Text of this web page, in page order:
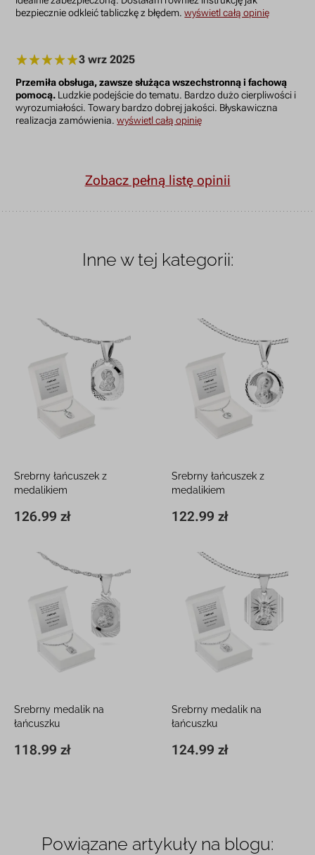
bezpiecznie odkleić tabliczkę z błędem.wyświetl całą opinię
3 wrz 2025
Przemiła obsługa, zawsze służąca wszechstronną i fachową
pomocą. Ludzkie podejście do tematu. Bardzo dużo cierpliwości i
wyrozumiałości. Towary bardzo dobrej jakości. Błyskawiczna
realizacja zamówienia.wyświetl całą opinię
Zobacz pełną listę opinii
Inne w tej kategorii:
Srebrny łańcuszek z
medalikiem
126.99 zł
10 x 18 mm
Srebrny łańcuszek z
medalikiem
122.99 zł
20 x 12 mm
Srebrny medalik na
łańcuszku
118.99 zł
20 x 8,5 mm
Srebrny medalik na
łańcuszku
124.99 zł
19,5 x 13 mm
Powiązane artykuły na blogu: